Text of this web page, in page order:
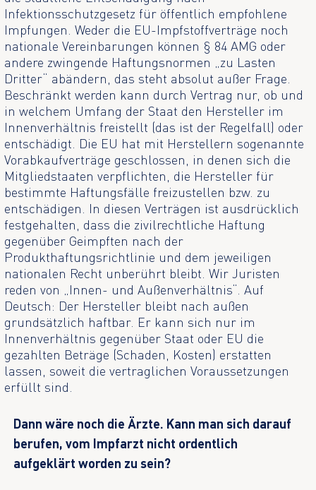
Infektionsschutzgesetz für öffentlich empfohlene
Impfungen. Weder die EU-Impfstoffverträge noch
nationale Vereinbarungen können § 84 AMG oder
andere zwingende Haftungsnormen „zu Lasten
Dritter“ abändern, das steht absolut außer Frage.
Beschränkt werden kann durch Vertrag nur, ob und
in welchem Umfang der Staat den Hersteller im
Innenverhältnis freistellt (das ist der Regelfall) oder
entschädigt. Die EU hat mit Herstellern sogenannte
Vorabkaufverträge geschlossen, in denen sich die
Mitgliedstaaten verpflichten, die Hersteller für
bestimmte Haftungsfälle freizustellen bzw. zu
entschädigen. In diesen Verträgen ist ausdrücklich
festgehalten, dass die zivilrechtliche Haftung
gegenüber Geimpften nach der
Produkthaftungsrichtlinie und dem jeweiligen
nationalen Recht unberührt bleibt. Wir Juristen
reden von „Innen- und Außenverhältnis“. Auf
Deutsch: Der Hersteller bleibt nach außen
grundsätzlich haftbar. Er kann sich nur im
Innenverhältnis gegenüber Staat oder EU die
gezahlten Beträge (Schaden, Kosten) erstatten
lassen, soweit die vertraglichen Voraussetzungen
erfüllt sind.
Dann wäre noch die Ärzte. Kann man sich darauf
berufen, vom Impfarzt nicht ordentlich
aufgeklärt worden zu sein?